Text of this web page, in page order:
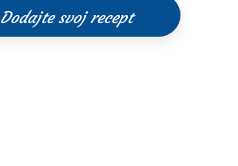
Dodajte svoj recept